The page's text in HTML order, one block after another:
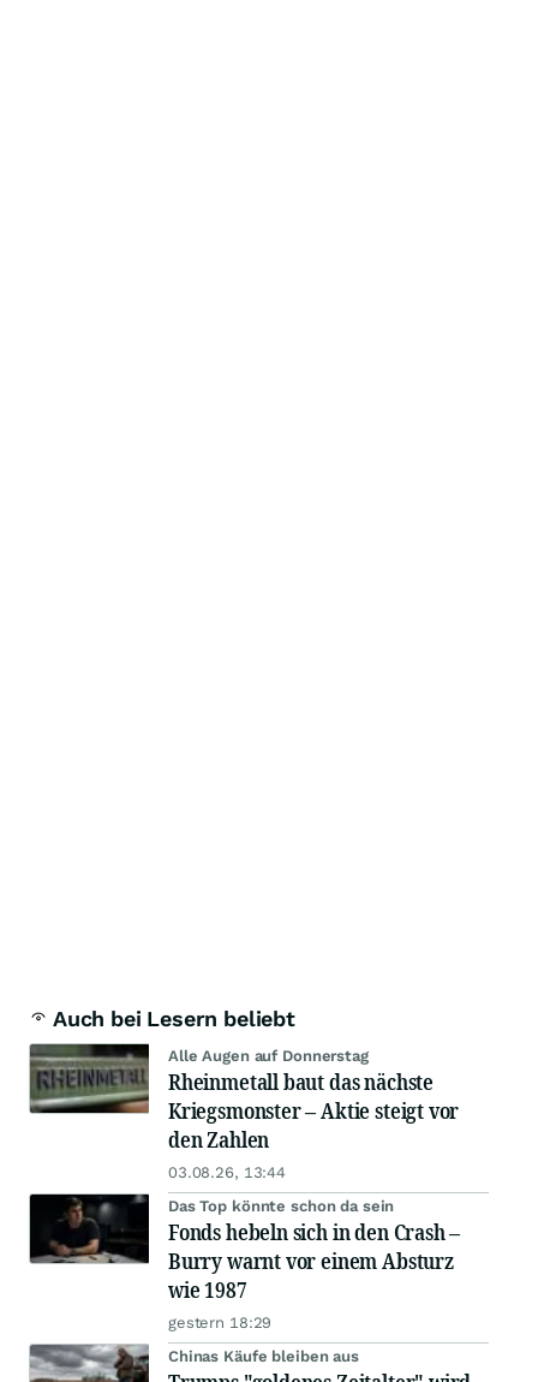
Auch bei Lesern beliebt
Alle Augen auf Donnerstag
Rheinmetall baut das nächste
Kriegsmonster – Aktie steigt vor
den Zahlen
03.08.26, 13:44
Das Top könnte schon da sein
Fonds hebeln sich in den Crash –
Burry warnt vor einem Absturz
wie 1987
gestern 18:29
Chinas Käufe bleiben aus